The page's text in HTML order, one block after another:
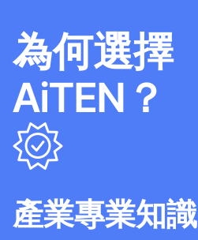
為何選擇
AiTEN？
產業專業知識